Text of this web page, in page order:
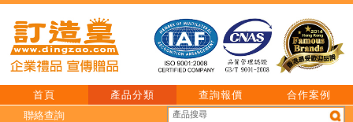
首頁 產品分類 查詢報價
合作案例
聯絡查詢